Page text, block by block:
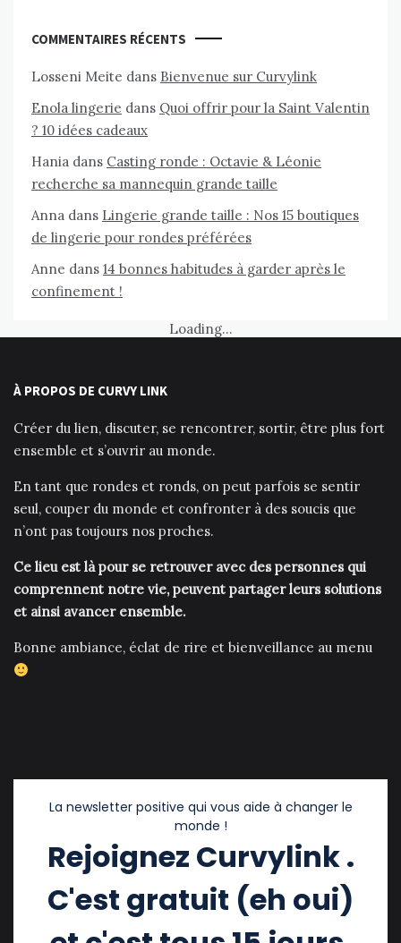
COMMENTAIRES RÉCENTS
Losseni Meite dans Bienvenue sur Curvylink
Enola lingerie dans Quoi offrir pour la Saint Valentin
? 10 idées cadeaux
Hania dans Casting ronde : Octavie & Léonie
recherche sa mannequin grande taille
Anna dans Lingerie grande taille : Nos 15 boutiques
de lingerie pour rondes préférées
Anne dans 14 bonnes habitudes à garder après le
confinement !
Loading...
À PROPOS DE CURVY LINK
Créer du lien, discuter, se rencontrer, sortir, être plus fort
ensemble et s’ouvrir au monde.
En tant que rondes et ronds, on peut parfois se sentir
seul, couper du monde et confronter à des soucis que
n’ont pas toujours nos proches.
Ce lieu est là pour se retrouver avec des personnes qui
comprennent notre vie, peuvent partager leurs solutions
et ainsi avancer ensemble.
Bonne ambiance, éclat de rire et bienveillance au menu
La newsletter positive qui vous aide à changer le
monde !
Rejoignez Curvylink .
C'est gratuit (eh oui)